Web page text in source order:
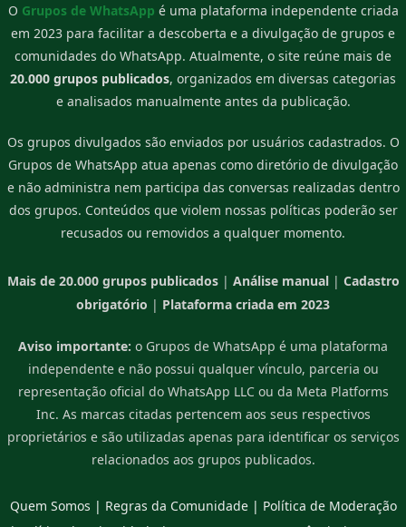
O Grupos de WhatsApp é uma plataforma independente criada
em 2023 para facilitar a descoberta e a divulgação de grupos e
comunidades do WhatsApp. Atualmente, o site reúne mais de
20.000 grupos publicados, organizados em diversas categorias
e analisados manualmente antes da publicação.
Os grupos divulgados são enviados por usuários cadastrados. O
Grupos de WhatsApp atua apenas como diretório de divulgação
e não administra nem participa das conversas realizadas dentro
dos grupos. Conteúdos que violem nossas políticas poderão ser
recusados ou removidos a qualquer momento.
Mais de 20.000 grupos publicados| Análise manual| Cadastro
obrigatório | Plataforma criada em 2023
Aviso importante: o Grupos de WhatsApp é uma plataforma
independente e não possui qualquer vínculo, parceria ou
representação oficial do WhatsApp LLC ou da Meta Platforms
Inc. As marcas citadas pertencem aos seus respectivos
proprietários e são utilizadas apenas para identificar os serviços
relacionados aos grupos publicados.
Quem Somos | Regras da Comunidade| Política de Moderação